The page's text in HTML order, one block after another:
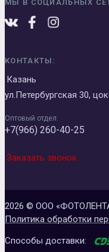
МЫ В СОЦИАЛЬНЫХ
КОНТАКТЫ:
Казань
ул.Петербургская 30,
Оптовый отдел:
+7(966) 260-40-25
Заказать звонок
2026 © ООО
Политика обработки
Способы доставки: